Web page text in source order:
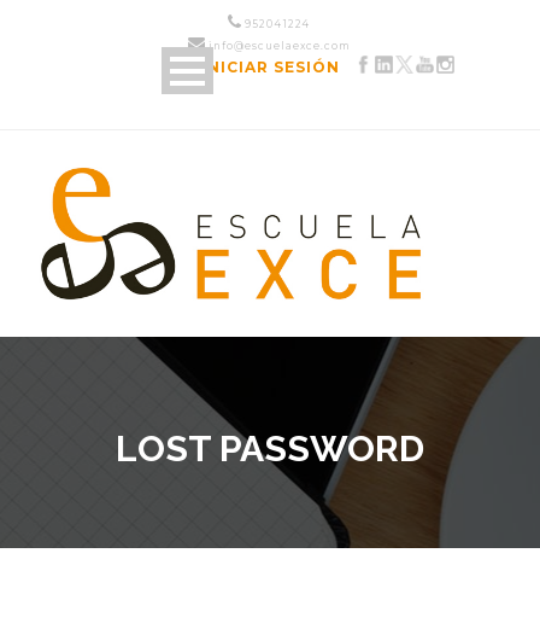
952 04 12 24
info@escuelaexce.com
INICIAR SESIÓN
LOST PASSWORD